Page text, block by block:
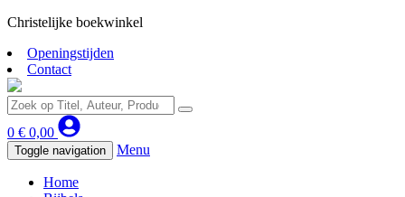
Christelijke boekwinkel
Openingstijden
Contact
0 € 0,00
Toggle navigation Menu
Home